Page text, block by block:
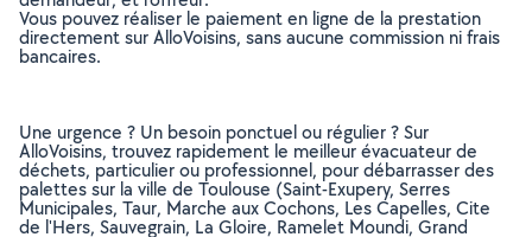
Vous pouvez réaliser le paiement en ligne de la prestation
directement sur AlloVoisins, sans aucune commission ni frais
bancaires.
Une urgence ? Un besoin ponctuel ou régulier ? Sur
AlloVoisins, trouvez rapidement le meilleur évacuateur de
déchets, particulier ou professionnel, pour débarrasser des
palettes sur la ville de Toulouse (Saint-Exupery, Serres
Municipales, Taur, Marche aux Cochons, Les Capelles, Cite
de l'Hers, Sauvegrain, La Gloire, Ramelet Moundi, Grand